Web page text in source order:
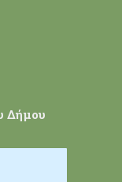
Δήμου